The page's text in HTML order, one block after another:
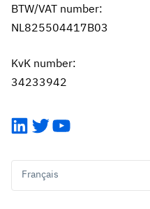
BTW/VAT number:
NL825504417B03
KvK number:
34233942
LinkedIn
TwitterYouTube
Français